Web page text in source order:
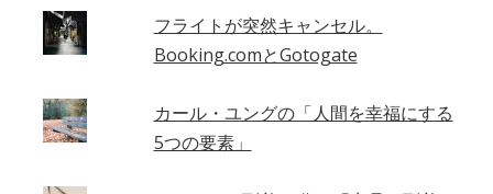
フライトが突然キャンセル。
Booking.comとGotogate
カール・ユングの「人間を幸福にする
5つの要素」